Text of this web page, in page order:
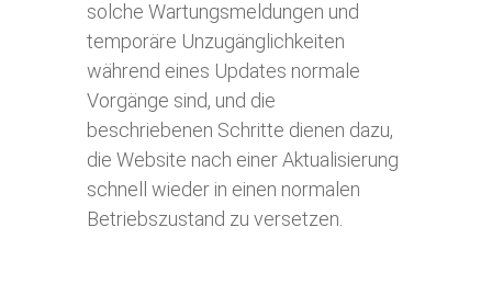
solche Wartungsmeldungen und
temporäre Unzugänglichkeiten
während eines Updates normale
Vorgänge sind, und die
beschriebenen Schritte dienen dazu,
die Website nach einer Aktualisierung
schnell wieder in einen normalen
Betriebszustand zu versetzen.